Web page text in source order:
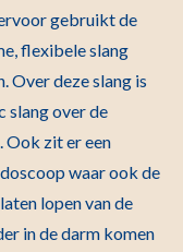
gebruikt de
flexibele slang
Over deze slang is
slang over de
Ook zit er een
waar ook de
lopen van de
in de darm komen